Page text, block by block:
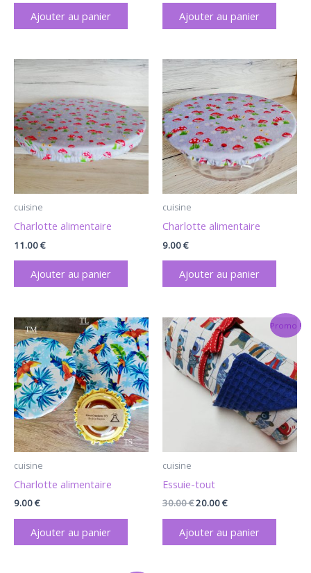
Ajouter au panier Ajouter au panier
cuisine
Charlotte alimentaire
11.00€
Ajouter au panier
cuisine
Charlotte alimentaire
9.00€
Ajouter au panier
cuisine
Charlotte alimentaire
9.00€
Ajouter au panier
Promo !
cuisine
Essuie-tout
30.00€
Le
prix
initial
était :
30.00 €.
20.00€
Le
prix
actuel
est :
20.00 €.
Ajouter au panier